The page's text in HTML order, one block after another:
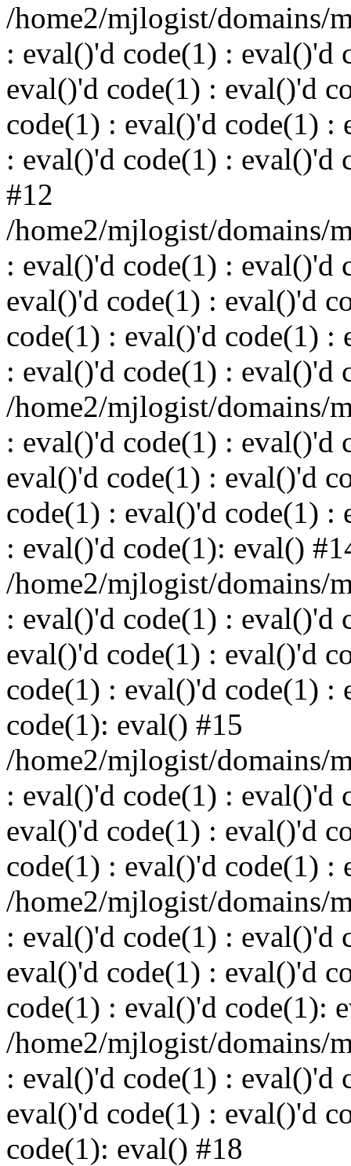
/home2/mjlogist/domains/
: eval()'d code(1) : eval()'d
eval()'d code(1) : eval()'d
code(1) : eval()'d code(1) :
: eval()'d code(1) : eval()'d
#12
/home2/mjlogist/domains/
: eval()'d code(1) : eval()'d
eval()'d code(1) : eval()'d
code(1) : eval()'d code(1) :
: eval()'d code(1) : eval()'d
/home2/mjlogist/domains/
: eval()'d code(1) : eval()'d
eval()'d code(1) : eval()'d
code(1) : eval()'d code(1) :
: eval()'d code(1): eval()
/home2/mjlogist/domains/
: eval()'d code(1) : eval()'d
eval()'d code(1) : eval()'d
code(1) : eval()'d code(1) :
code(1): eval() #15
/home2/mjlogist/domains/
: eval()'d code(1) : eval()'d
eval()'d code(1) : eval()'d
code(1) : eval()'d code(1) :
/home2/mjlogist/domains/
: eval()'d code(1) : eval()'d
eval()'d code(1) : eval()'d
code(1) : eval()'d code(1):
/home2/mjlogist/domains/
: eval()'d code(1) : eval()'d
eval()'d code(1) : eval()'d
code(1): eval() #18